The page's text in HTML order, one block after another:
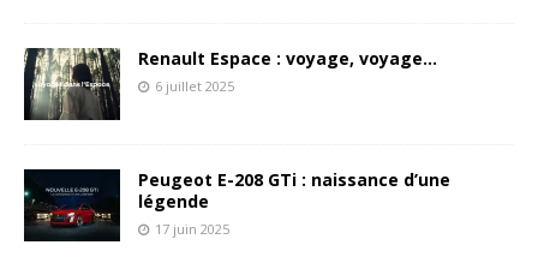
Renault Espace : voyage, voyage…
6 juillet 2025
Peugeot E-208 GTi : naissance d’une
légende
17 juin 2025